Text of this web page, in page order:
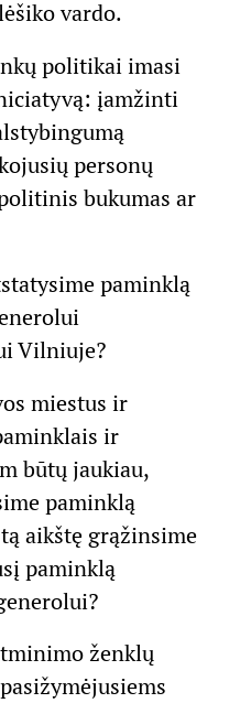
vardo.
politikai imasi
įamžinti
personų
bukumas ar
paminklą
Vilniuje?
miestus ir
ir
būtų jaukiau,
paminklą
aikštę grąžinsime
paminklą
ženklų